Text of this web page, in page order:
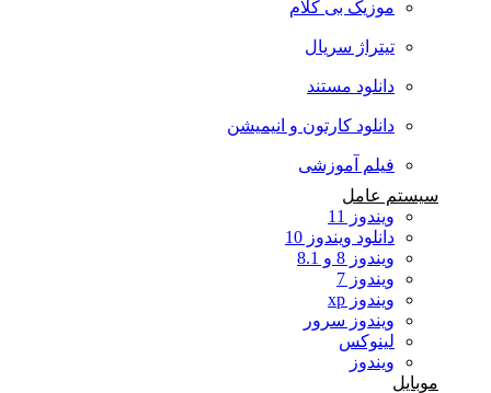
موزیک بی کلام
تیتراژ سریال
دانلود مستند
دانلود کارتون و انیمیشن
فیلم آموزشی
سیستم عامل
ویندوز 11
دانلود ویندوز 10
ویندوز 8 و 8.1
ویندوز 7
ویندوز xp
ویندوز سرور
لینوکس
ویندوز
موبایل